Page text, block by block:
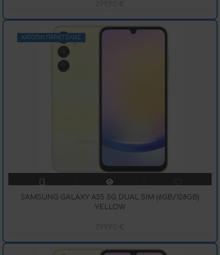
299,90 €
ΚΑΤΌΠΙΝ ΠΑΡΑΓΓΕΛΊΑΣ
SAMSUNG GALAXY A25 5G DUAL SIM (6GB/128GB)
YELLOW
299,90 €